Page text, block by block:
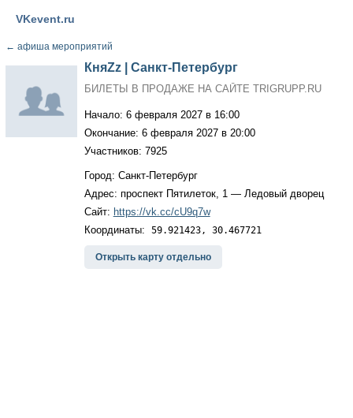
VKevent.ru
← афиша мероприятий
КняZz | Санкт-Петербург
БИЛЕТЫ В ПРОДАЖЕ НА САЙТЕ TRIGRUPP.RU
Начало: 6 февраля 2027 в 16:00
Окончание: 6 февраля 2027 в 20:00
Участников: 7925
Город: Санкт-Петербург
Адрес: проспект Пятилеток, 1 — Ледовый дворец
Сайт: https://vk.cc/cU9q7w
Координаты: 59.921423, 30.467721
Открыть карту отдельно